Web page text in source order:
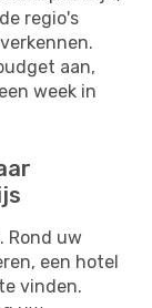
regio's
aan,
week in
Rond uw
een hotel
vinden.